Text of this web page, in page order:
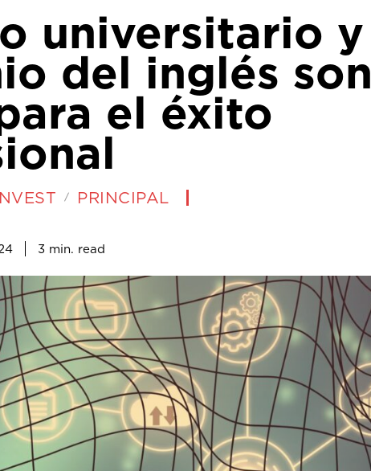
universitario y
del inglés son
el éxito
PRINCIPAL
3 min. read